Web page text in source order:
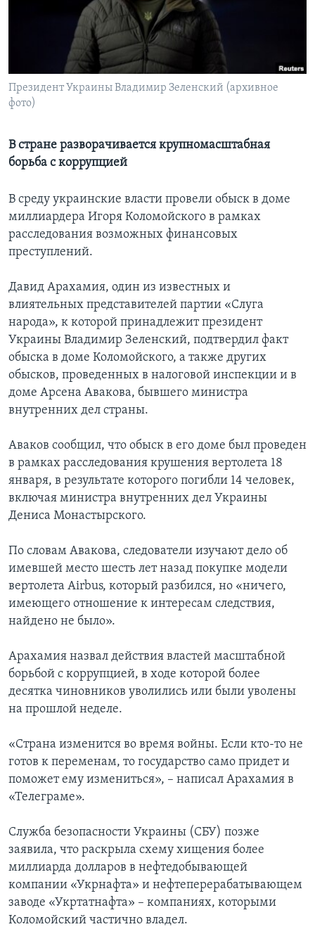
Learning English
СОЦИАЛЬНЫЕ СЕТИ
Президент Украины Владимир Зеленский (архивное
фото)
В стране разворачивается крупномасштабная
борьба с коррупцией
В среду украинские власти провели обыск в доме
миллиардера Игоря Коломойского в рамках
расследования возможных финансовых
преступлений.
Давид Арахамия, один из известных и
влиятельных представителей партии «Слуга
народа», к которой принадлежит президент
Украины Владимир Зеленский, подтвердил факт
обыска в доме Коломойского, а также других
обысков, проведенных в налоговой инспекции и в
доме Арсена Авакова, бывшего министра
внутренних дел страны.
Аваков сообщил, что обыск в его доме был проведен
в рамках расследования крушения вертолета 18
января, в результате которого погибли 14 человек,
включая министра внутренних дел Украины
Дениса Монастырского.
По словам Авакова, следователи изучают дело об
имевшей место шесть лет назад покупке модели
вертолета Airbus, который разбился, но «ничего,
имеющего отношение к интересам следствия,
найдено не было».
Арахамия назвал действия властей масштабной
борьбой с коррупцией, в ходе которой более
десятка чиновников уволились или были уволены
на прошлой неделе.
«Страна изменится во время войны. Если кто-то не
готов к переменам, то государство само придет и
поможет ему измениться», – написал Арахамия в
«Телеграме».
Служба безопасности Украины (СБУ) позже
заявила, что раскрыла схему хищения более
миллиарда долларов в нефтедобывающей
компании «Укрнафта» и нефтеперерабатывающем
заводе «Укртатнафта» – компаниях, которыми
Коломойский частично владел.